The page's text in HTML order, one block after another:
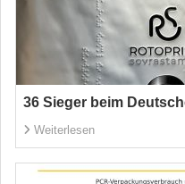
36 Sieger beim
Weiterlesen